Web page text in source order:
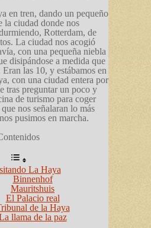
en tren, dando un pequeño
la ciudad donde nos
Rotterdam, de
La ciudad nos acogió
con una pequeña niebla
disipándose a medida que
las 10, y estábamos en
con una ciudad entera por
tras preguntar un poco y
de turismo para coger
nos señalaran lo más
pusimos en marcha.
La Haya
Binnenhof
Mauritshuis
El Palacio real
de la Haya
llama de la paz